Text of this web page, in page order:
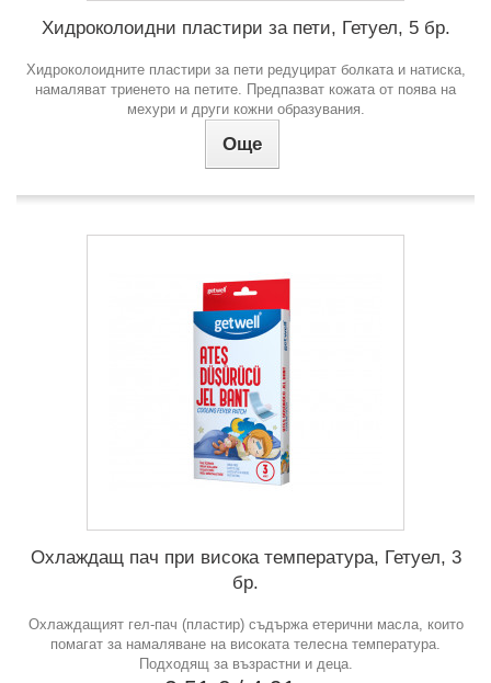
Хидроколоидни пластири за пети, Гетуел, 5 бр.
Хидроколоидните пластири за пети редуцират болката и натиска,
намаляват триенето на петите. Предпазват кожата от поява на
мехури и други кожни образувания.
Още
Охлаждащ пач при висока температура, Гетуел, 3
бр.
Охлаждащият гел-пач (пластир) съдържа етерични масла, които
помагат за намаляване на високата телесна температура.
Подходящ за възрастни и деца.